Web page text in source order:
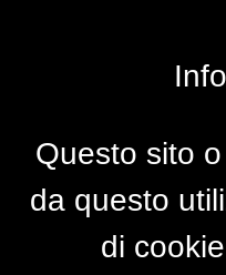
Questo sito
da questo
di